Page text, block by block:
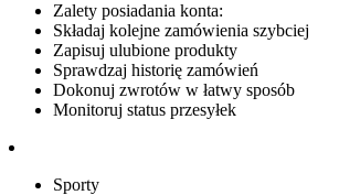
Zalety posiadania konta:
Składaj kolejne zamówienia szybciej
Zapisuj ulubione produkty
Sprawdzaj historię zamówień
Dokonuj zwrotów w łatwy sposób
Monitoruj status przesyłek
Sporty